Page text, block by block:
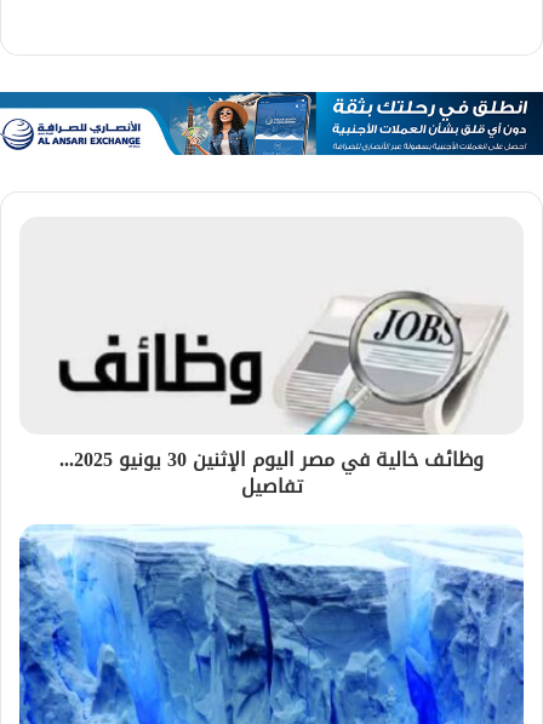
وظائف خالية في مصر اليوم الإثنين 30 يونيو 2025...
تفاصيل